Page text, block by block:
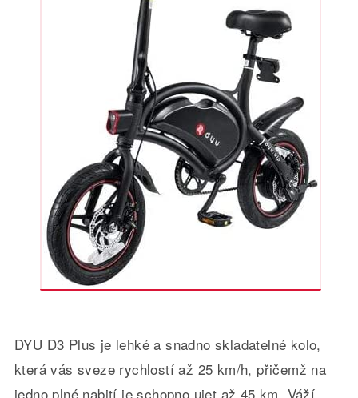
DYU D3 Plus je lehké a snadno skladatelné kolo,
která vás sveze rychlostí až 25 km/h, přičemž na
jedno plné nabití je schopno ujet až 45 km. Váží